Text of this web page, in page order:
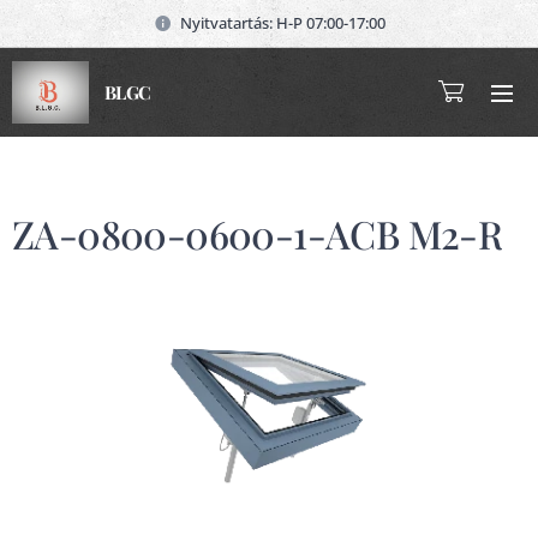
Nyitvatartás: H-P 07:00-17:00
BLGC
ZA-0800-0600-1-ACB M2-R